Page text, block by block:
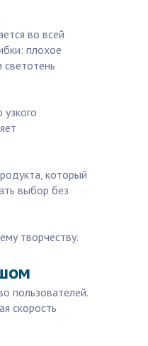
во всей
плохое
который
выбор без
творчеству.
пользователей.
скорость